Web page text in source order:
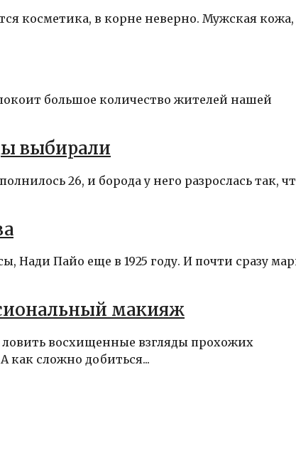
косметика, в корне неверно. Мужская кожа,
большое количество жителей нашей
выбирали
26, и борода у него разрослась так,
Нади Пайо еще в 1925 году. И почти сразу
макияж
восхищенные взгляды прохожих
как сложно добиться...